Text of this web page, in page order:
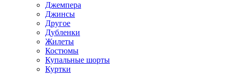
Джемпера
Джинсы
Другое
Дубленки
Жилеты
Костюмы
Купальные шорты
Куртки